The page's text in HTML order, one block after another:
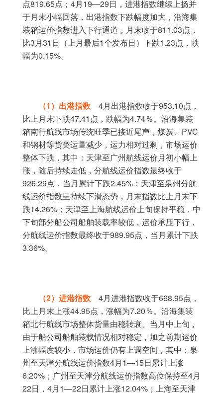
点819.65点； 4月 19—29 日，进港指数继续上扬并
于月末小幅回落，出港指数下跌幅度加大，沿海集
装箱运价指数进入下行通道，月末收于811.03点，
比3 月 31 日（上月最后1个发布日）下跌1.23点，跌
幅为0.15%。
（1 ）出港指数 4月出港指数收于953.10点，
比上月末下跌47.41 点，跌幅为4.74％。沿海集装
箱南行航线市场传统旺季已接近尾声，煤炭、 PVC
和钢材等货类运量减少，运力相对过剩，市场运价
整体下跌，其中：天津至广州航线运价月初小幅上
涨，随后持续走低，分航线运价指数最终收于
926.29点，当月累计下跌2.45%；天津至泉州分航
线运价指数呈持续下滑态势，月末指数比上月末下
跌14.26%；天津至上海航线运价上旬保持平稳，中
下旬部分船公司船舶装载率较低，运价承压下行，
分航线运价指数最终收于989.95点，当月累计下跌
3.36%。
（2）进港指数 4月进港指数收于668.95点，
比上月末上涨44.95点，涨幅为7.20 ％。沿海集装
箱北行航线市场整体货量由稳转衰。当月中上旬，
由于船公司船舶装载情况相对稳定，加之前期运价
上涨幅度较小，市场运价仍有上调空间，其中：泉
州至天津分航线运价指数4月 1—15日累计上涨
6.20%；广州至天津分航线运价指数高位保持至4月
22 日， 4月 1—22 日累计上涨12.04%；上海至天津